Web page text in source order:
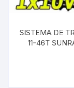
SISTEMA DE
11-46T